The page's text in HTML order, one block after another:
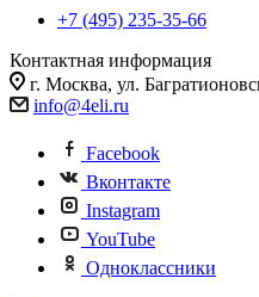
+7 (495) 235-35-66
Контактная информация
г. Москва, ул.
info@4eli.ru
Facebook
Вконтакте
Instagram
YouTube
Одноклассники